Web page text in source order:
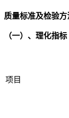
质量标准及检验方
（一）、理化指标
项目